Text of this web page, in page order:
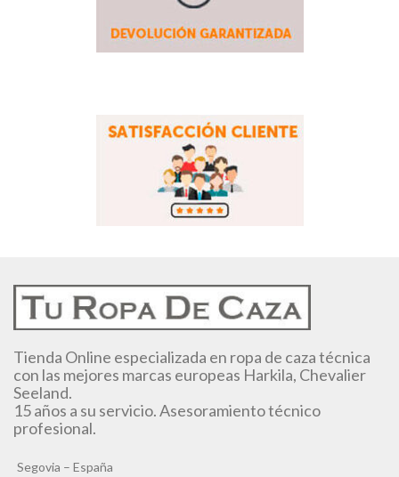
Tienda Online especializada en ropa de caza técnica
con las mejores marcas europeas Harkila, Chevalier
Seeland.
15 años a su servicio. Asesoramiento técnico
profesional.
Segovia – España